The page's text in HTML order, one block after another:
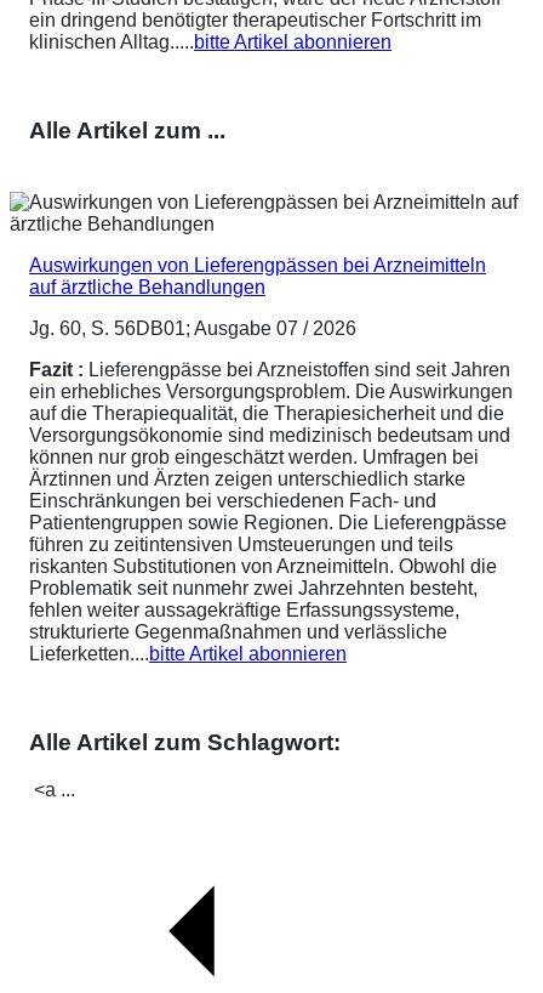
ein dringend benötigter therapeutischer Fortschritt im
klinischen Alltag.....bitte Artikel abonnieren
Alle Artikel zum ...
Auswirkungen von Lieferengpässen bei Arzneimitteln
auf ärztliche Behandlungen
Jg. 60, S. 56DB01; Ausgabe 07 / 2026
Fazit : Lieferengpässe bei Arzneistoffen sind seit Jahren
ein erhebliches Versorgungsproblem. Die Auswirkungen
auf die Therapiequalität, die Therapiesicherheit und die
Versorgungsökonomie sind medizinisch bedeutsam und
können nur grob eingeschätzt werden. Umfragen bei
Ärztinnen und Ärzten zeigen unterschiedlich starke
Einschränkungen bei verschiedenen Fach- und
Patientengruppen sowie Regionen. Die Lieferengpässe
führen zu zeitintensiven Umsteuerungen und teils
riskanten Substitutionen von Arzneimitteln. Obwohl die
Problematik seit nunmehr zwei Jahrzehnten besteht,
fehlen weiter aussagekräftige Erfassungssysteme,
strukturierte Gegenmaßnahmen und verlässliche
Lieferketten....bitte Artikel abonnieren
Alle Artikel zum Schlagwort:
<a ...